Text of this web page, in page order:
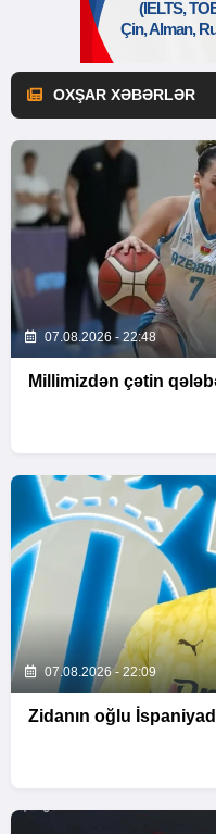
OXŞAR XƏBƏRLƏR
07.08.2026 - 22:48
Millimizdən çətin
07.08.2026 - 22:09
Zidanın oğlu